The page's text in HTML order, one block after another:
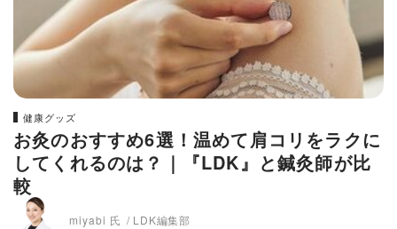
健康グッズ
お灸のおすすめ6選！温めて肩コリをラクに
してくれるのは？｜『LDK』と鍼灸師が比
較
miyabi 氏 LDK編集部